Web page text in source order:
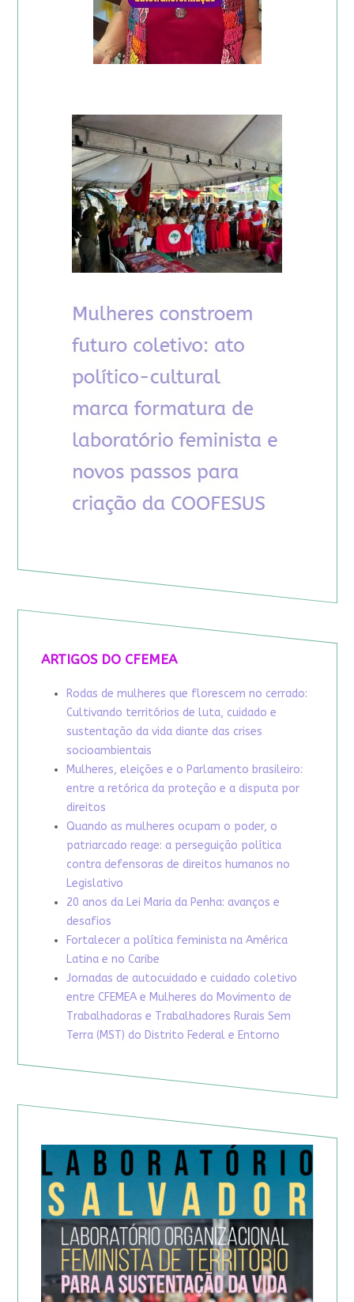
ARTIGOS DO CFEMEA
Rodas de mulheres que florescem no cerrado:
Cultivando territórios de luta, cuidado e
sustentação da vida diante das crises
socioambientais
Mulheres, eleições e o Parlamento brasileiro:
entre a retórica da proteção e a disputa por
direitos
Quando as mulheres ocupam o poder, o
patriarcado reage: a perseguição política
contra defensoras de direitos humanos no
Legislativo
20 anos da Lei Maria da Penha: avanços e
desafios
Fortalecer a política feminista na América
Latina e no Caribe
Jornadas de autocuidado e cuidado coletivo
entre CFEMEA e Mulheres do Movimento de
Trabalhadoras e Trabalhadores Rurais Sem
Terra (MST) do Distrito Federal e Entorno